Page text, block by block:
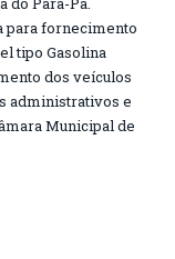
para fornecimento
tipo Gasolina
dos veículos
administrativos e
Municipal de